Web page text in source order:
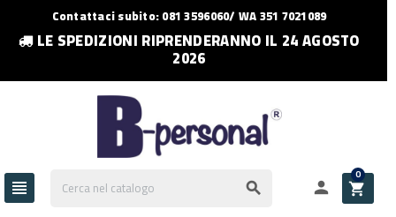
Contattaci subito: 081 3596060/ WA 351 7021089
LE SPEDIZIONI RIPRENDERANNO IL 24 AGOSTO
2026
   
0